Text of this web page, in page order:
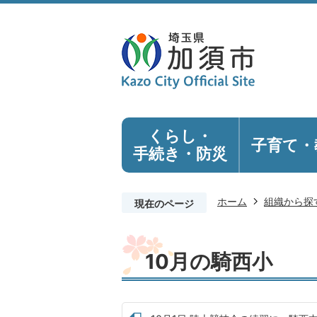
くらし・
手続き ・防災 子育て
現在のページ ホーム 組織から探
10月の騎西小